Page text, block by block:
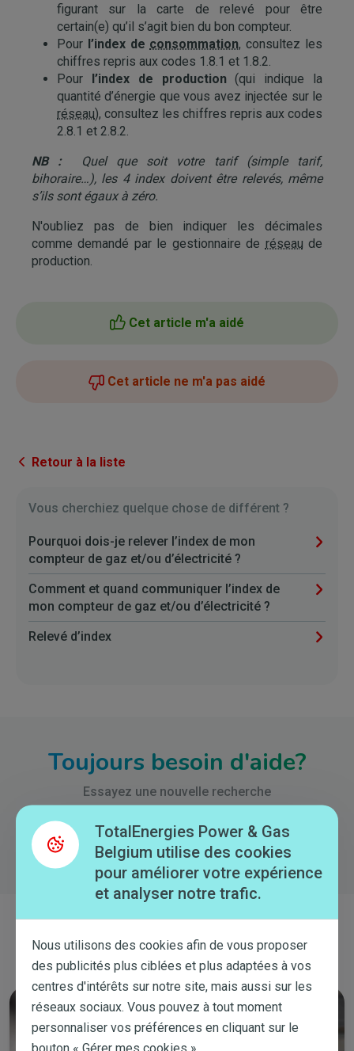
figurant sur la carte de relevé pour être
certain(e) qu’il s’agit bien du bon compteur.
Pour l’index de consommation, consultez les
chiffres repris aux codes 1.8.1 et 1.8.2.
Pour l’index de production(qui indique la
quantité d’énergie que vous avez injectée sur le
réseau), consultez les chiffres repris aux codes
2.8.1 et 2.8.2.
NB :
Quel que soit votre tarif (simple tarif,
bihoraire…), les 4 index doivent être relevés, même
s’ils sont égaux à zéro.
N'oubliez pas de bien indiquer les décimales
comme demandé par le gestionnaire de réseau de
production.
Cet article m'a aidé
Cet article ne m'a pas aidé
Retour à la liste
Vous cherchiez quelque chose de différent ?
Pourquoi dois-je relever l’index de mon
compteur de gaz et/ou d’électricité ?
Comment et quand communiquer l’index de
mon compteur de gaz et/ou d’électricité ?
Relevé d’index
Toujours besoin d'aide?
Essayez une nouvelle recherche
Contactez-nous
TotalEnergies Power & Gas
Belgium utilise des cookies
pour améliorer votre expérience
et analyser notre trafic.
Nous utilisons des cookies afin de vous proposer
des publicités plus ciblées et plus adaptées à vos
centres d'intérêts sur notre site, mais aussi sur les
réseaux sociaux. Vous pouvez à tout moment
personnaliser vos préférences en cliquant sur le
bouton « Gérer mes cookies ».